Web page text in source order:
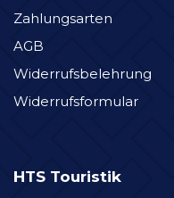
Zahlungsarten
AGB
Widerrufsbelehrung
Widerrufsformular
HTS Touristik